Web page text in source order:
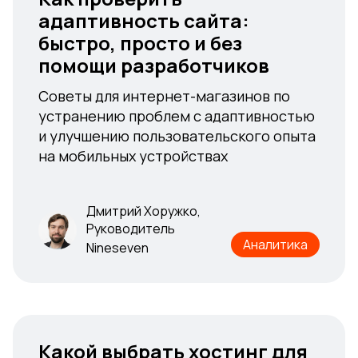
адаптивность сайта:
быстро, просто и без
помощи разработчиков
Cоветы для интернет-магазинов по
устранению проблем с адаптивностью
и улучшению пользовательского опыта
на мобильных устройствах
Дмитрий Хоружко,
Руководитель
Nineseven
Аналитика
адаптивность сайта:
быстро, просто и без
помощи разработчиков
Cоветы для интернет-магазинов по
устранению проблем с адаптивностью
и улучшению пользовательского опыта
на мобильных устройствах
Руководитель
Nineseven
Какой выбрать хостинг для
Какой выбрать хостинг для